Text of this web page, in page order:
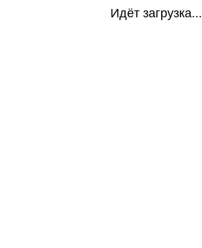
Идёт загрузка...